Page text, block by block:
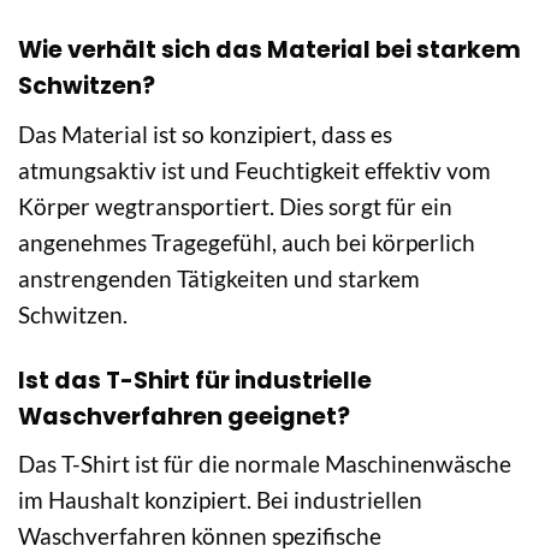
Wie verhält sich das Material bei starkem
Schwitzen?
Das Material ist so konzipiert, dass es
atmungsaktiv ist und Feuchtigkeit effektiv vom
Körper wegtransportiert. Dies sorgt für ein
angenehmes Tragegefühl, auch bei körperlich
anstrengenden Tätigkeiten und starkem
Schwitzen.
Ist das T-Shirt für industrielle
Waschverfahren geeignet?
Das T-Shirt ist für die normale Maschinenwäsche
im Haushalt konzipiert. Bei industriellen
Waschverfahren können spezifische